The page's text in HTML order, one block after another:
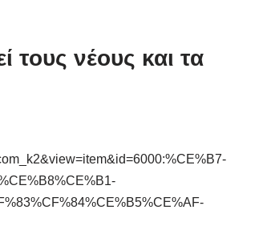
νέους και τα